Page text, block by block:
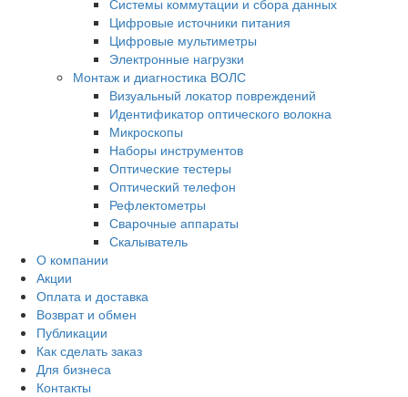
Системы коммутации и сбора данных
Цифровые источники питания
Цифровые мультиметры
Электронные нагрузки
Монтаж и диагностика ВОЛС
Визуальный локатор повреждений
Идентификатор оптического волокна
Микроскопы
Наборы инструментов
Оптические тестеры
Оптический телефон
Рефлектометры
Сварочные аппараты
Скалыватель
О компании
Акции
Оплата и доставка
Возврат и обмен
Публикации
Как сделать заказ
Для бизнеса
Контакты